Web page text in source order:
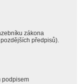
zákona
předpisů).
podpisem